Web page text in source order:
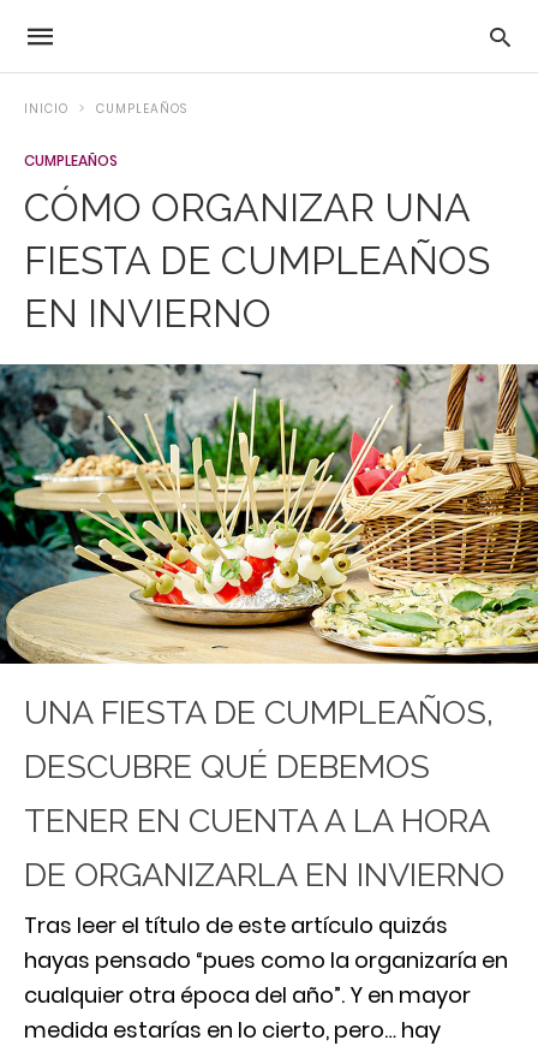
INICIO CUMPLEAÑOS
CUMPLEAÑOS
CÓMO ORGANIZAR UNA
FIESTA DE CUMPLEAÑOS
EN INVIERNO
UNA FIESTA DE CUMPLEAÑOS,
DESCUBRE QUÉ DEBEMOS
TENER EN CUENTA A LA HORA
DE ORGANIZARLA EN INVIERNO
Tras leer el título de este artículo quizás
hayas pensado “pues como la organizaría en
cualquier otra época del año”. Y en mayor
medida estarías en lo cierto, pero… hay